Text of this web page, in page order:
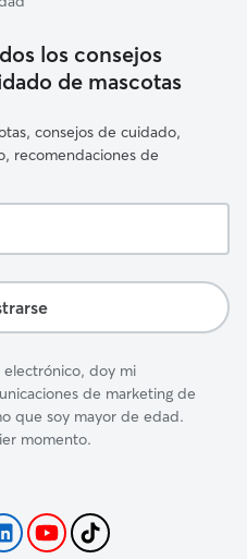
los consejos
de mascotas
consejos de cuidado,
recomendaciones de
doy mi
de marketing de
que soy mayor de edad.
momento.